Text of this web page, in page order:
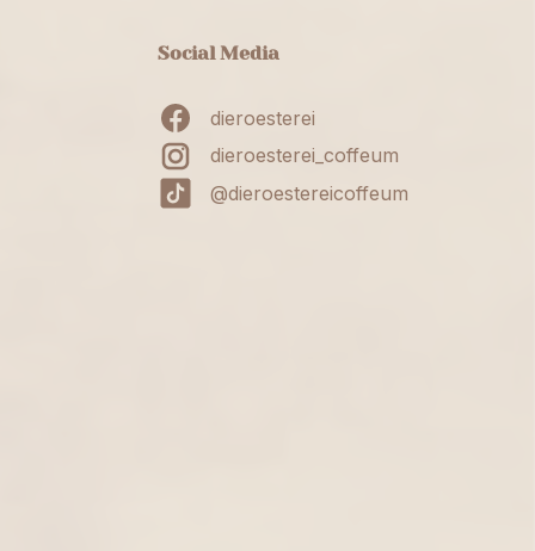
Social Media
dieroesterei
dieroesterei_coffeum
@dieroestereicoffeum